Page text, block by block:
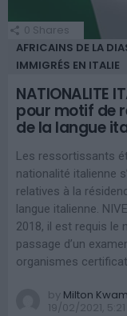
0 Shares
AFRICAINS DE LA
IMMIGRÉS EN ITALIE
NATIONALITE
pour motif de
de la langue
Les ressortissants
nationalité italienne
relatives à la
langue italienne.
2018, il est requis le
passage d’un
organismes
by Milton
19/02/2021,